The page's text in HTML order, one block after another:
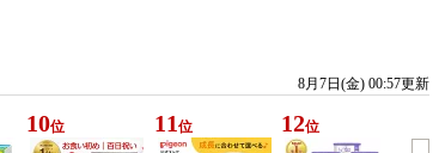
8月7日(金) 00:57更新
10位 11 位 12位